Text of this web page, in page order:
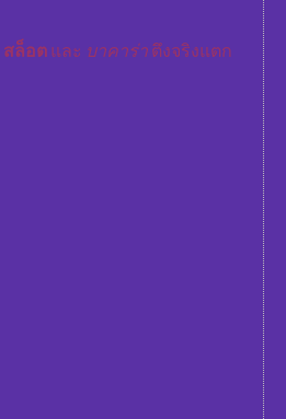
สล็อต และ บาคาร่า ตึงจริงแตก